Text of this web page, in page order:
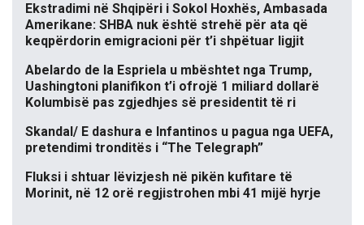
Ekstradimi në Shqipëri i Sokol Hoxhës, Ambasada
Amerikane: SHBA nuk është strehë për ata që
keqpërdorin emigracioni për t’i shpëtuar ligjit
Abelardo de la Espriela u mbështet nga Trump,
Uashingtoni planifikon t’i ofrojë 1 miliard dollarë
Kolumbisë pas zgjedhjes së presidentit të ri
Skandal/ E dashura e Infantinos u pagua nga UEFA,
pretendimi tronditës i “The Telegraph”
Fluksi i shtuar lëvizjesh në pikën kufitare të
Morinit, në 12 orë regjistrohen mbi 41 mijë hyrje